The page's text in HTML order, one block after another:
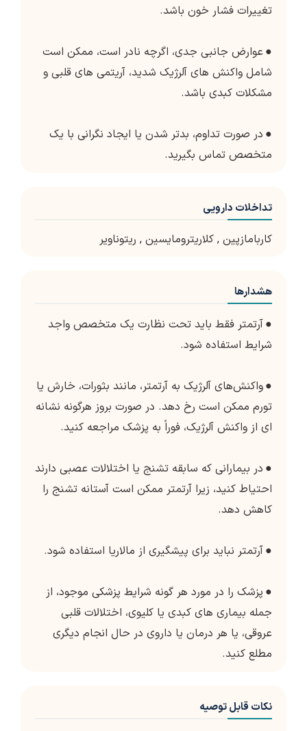
تغییرات فشار خون باشد.
●عوارض جانبی جدی، اگرچه نادر است، ممکن است
شامل واکنش های آلرژیک شدید، آریتمی های قلبی و
مشکلات کبدی باشد.
● در صورت تداوم، بدتر شدن یا ایجاد نگرانی با یک
متخصص تماس بگیرید.
تداخلات دارویی
کاربامازپین , کلاریترومایسین , ریتوناویر
هشدارها
●آرتمتر فقط باید تحت نظارت یک متخصص واجد
شرایط استفاده شود.
●واکنش‌های آلرژیک به آرتمتر، مانند بثورات، خارش یا
تورم ممکن است رخ دهد. در صورت بروز هرگونه نشانه
ای از واکنش آلرژیک، فوراً به پزشک مراجعه کنید.
● در بیمارانی که سابقه تشنج یا اختلالات عصبی دارند
احتیاط کنید، زیرا آرتمتر ممکن است آستانه تشنج را
کاهش دهد.
●آرتمتر نباید برای پیشگیری از مالاریا استفاده شود.
● پزشک را در مورد هر گونه شرایط پزشکی موجود، از
جمله بیماری های کبدی یا کلیوی، اختلالات قلبی
عروقی، یا هر درمان یا داروی در حال انجام دیگری
مطلع کنید.
نکات قابل توصیه